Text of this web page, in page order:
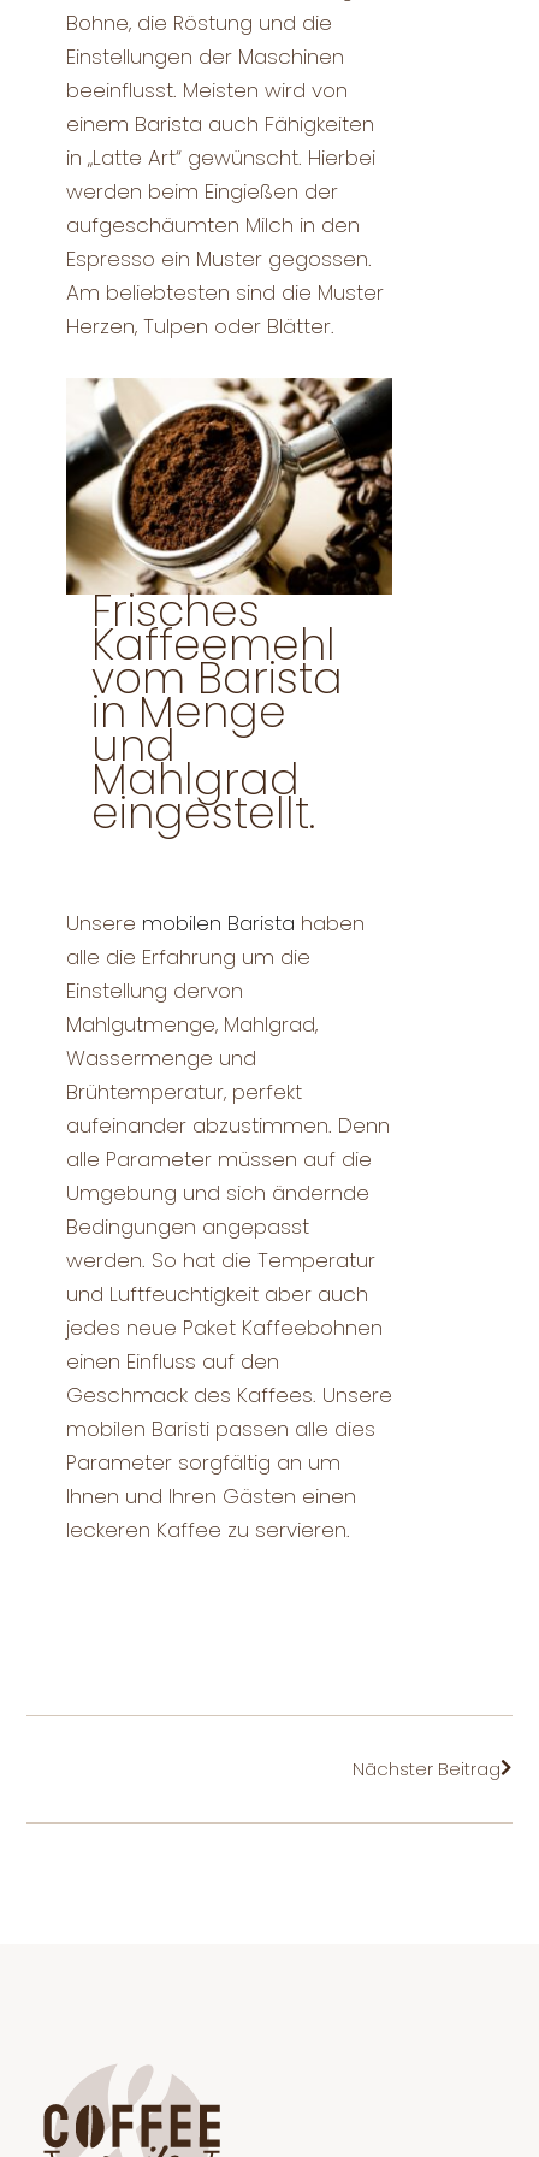
Bohne, die Röstung und die
Einstellungen der Maschinen
beeinflusst. Meisten wird von
einem Barista auch Fähigkeiten
in „Latte Art“ gewünscht. Hierbei
werden beim Eingießen der
aufgeschäumten Milch in den
Espresso ein Muster gegossen.
Am beliebtesten sind die Muster
Herzen, Tulpen oder Blätter.
Frisches
Kaffeemehl
vom Barista
in Menge
und
Mahlgrad
eingestellt.
Unsere mobilen Barista haben
alle die Erfahrung um die
Einstellung dervon
Mahlgutmenge, Mahlgrad,
Wassermenge und
Brühtemperatur, perfekt
aufeinander abzustimmen. Denn
alle Parameter müssen auf die
Umgebung und sich ändernde
Bedingungen angepasst
werden. So hat die Temperatur
und Luftfeuchtigkeit aber auch
jedes neue Paket Kaffeebohnen
einen Einfluss auf den
Geschmack des Kaffees. Unsere
mobilen Baristi passen alle dies
Parameter sorgfältig an um
Ihnen und Ihren Gästen einen
leckeren Kaffee zu servieren.
Nächster Beitrag